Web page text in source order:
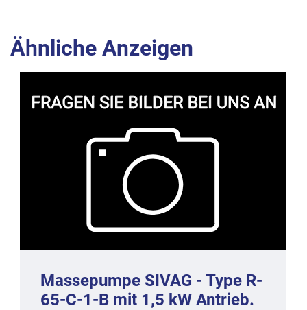
Ähnliche Anzeigen
Massepumpe SIVAG - Type R-
65-C-1-B mit 1,5 kW Antrieb.